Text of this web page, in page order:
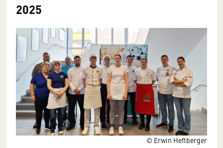
© Erwin Heftberger
2025